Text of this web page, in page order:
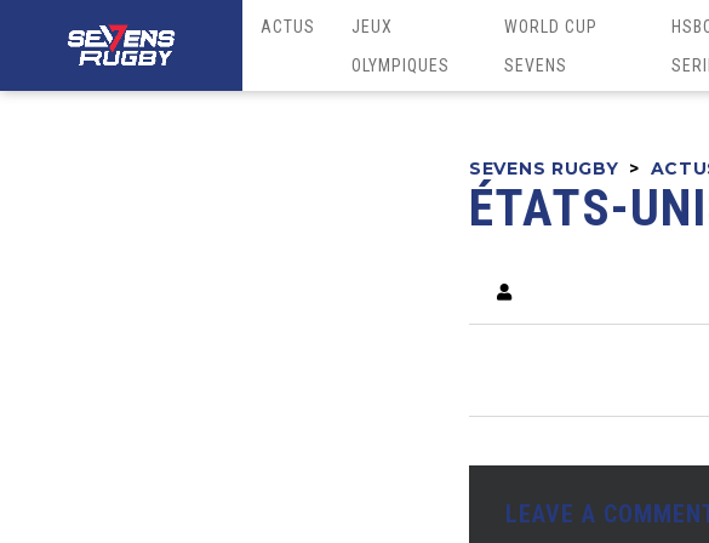
ACTUS
JEUX
OLYMPIQUES
WORLD CUP
SEVENS
SEVENS RUGBY >
ÉTATS-
LEAVE A